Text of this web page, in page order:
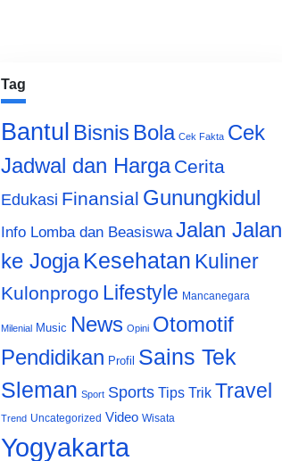
Tag
Bantul Bisnis Bola Cek Fakta Cek
Jadwal dan Harga Cerita
Edukasi Finansial Gunungkidul
Info Lomba dan Beasiswa Jalan Jalan
ke Jogja Kesehatan Kuliner
Kulonprogo Lifestyle Mancanegara
Milenial Music News Opini Otomotif
Pendidikan Profil Sains Tek
Sleman Sport Sports Tips Trik Travel
Trend Uncategorized Video Wisata
Yogyakarta